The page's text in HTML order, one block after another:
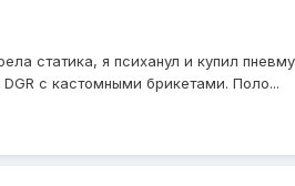
статика, я психанул и купил
с кастомными брикетами. Поло...